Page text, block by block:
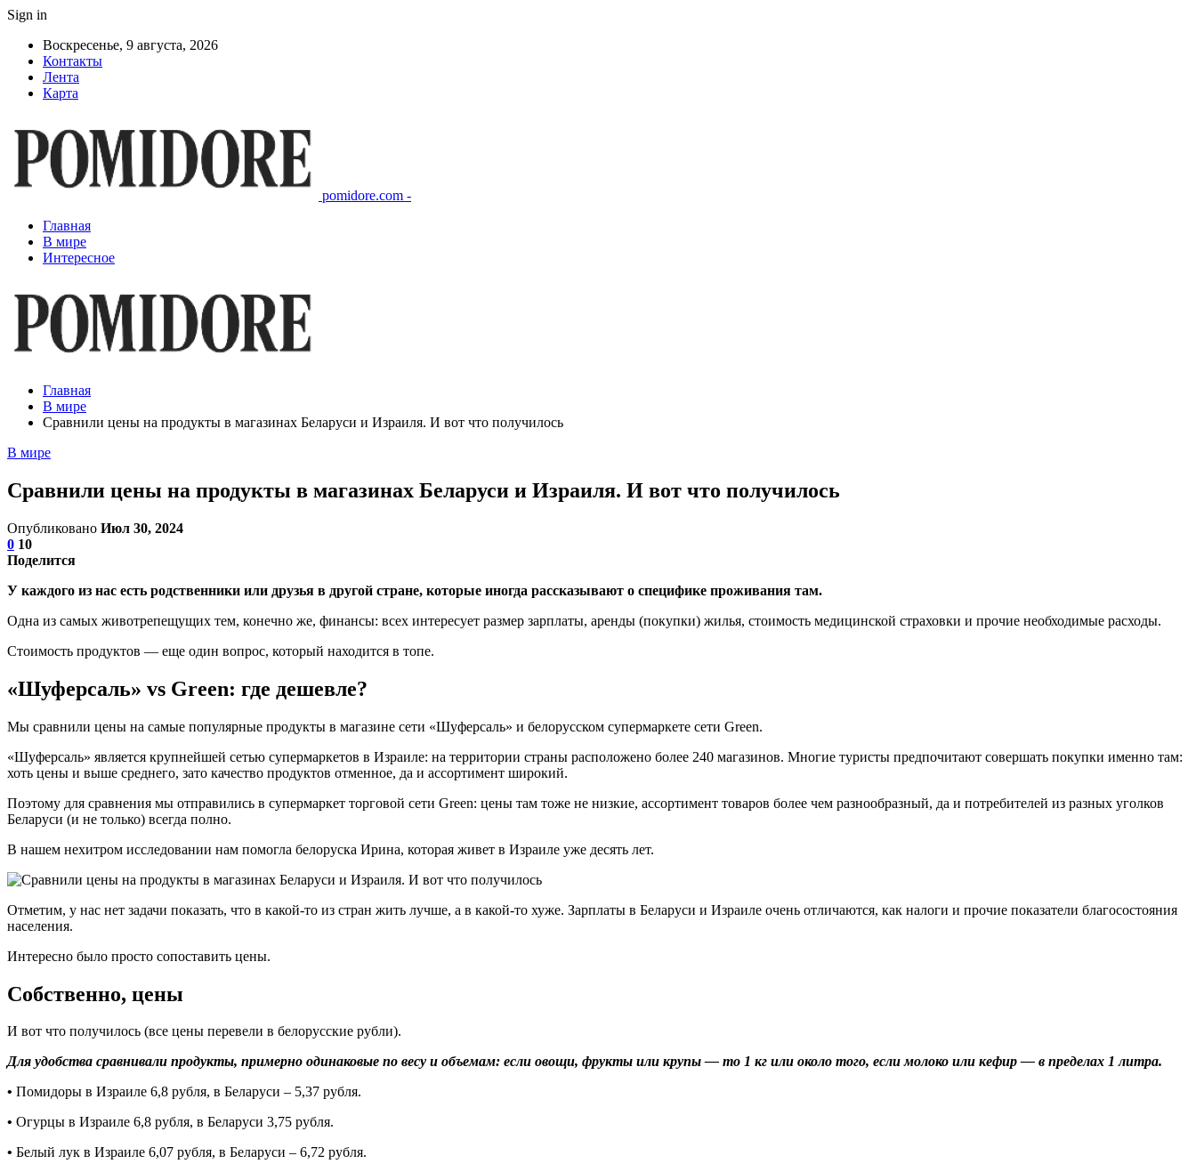
Sign in
Воскресенье, 9 августа, 2026
Контакты
Лента
Карта
pomidore.com -
Главная
В мире
Интересное
Главная
В мире
Сравнили цены на продукты в магазинах Беларуси и Израиля. И вот что получилось
В мире
Сравнили цены на продукты в магазинах Беларуси и Израиля. И вот что получилось
Опубликовано Июл 30, 2024
0 10
Поделится
У каждого из нас есть родственники или друзья в другой стране, которые иногда рассказывают о специфике проживания там.
Одна из самых животрепещущих тем, конечно же, финансы: всех интересует размер зарплаты, аренды (покупки) жилья, стоимость медицинской страховки и прочие необходимые расходы.
Стоимость продуктов — еще один вопрос, который находится в топе.
«Шуферсаль» vs Green: где дешевле?
Мы сравнили цены на самые популярные продукты в магазине сети «Шуферсаль» и белорусском супермаркете сети Green.
«Шуферсаль» является крупнейшей сетью супермаркетов в Израиле: на территории страны расположено более 240 магазинов. Многие туристы предпочитают совершать покупки именно там:
хоть цены и выше среднего, зато качество продуктов отменное, да и ассортимент широкий.
Поэтому для сравнения мы отправились в супермаркет торговой сети Green: цены там тоже не низкие, ассортимент товаров более чем разнообразный, да и потребителей из разных уголков
Беларуси (и не только) всегда полно.
В нашем нехитром исследовании нам помогла белоруска Ирина, которая живет в Израиле уже десять лет.
Отметим, у нас нет задачи показать, что в какой-то из стран жить лучше, а в какой-то хуже. Зарплаты в Беларуси и Израиле очень отличаются, как налоги и прочие показатели благосостояния
населения.
Интересно было просто сопоставить цены.
Собственно, цены
И вот что получилось (все цены перевели в белорусские рубли).
Для удобства сравнивали продукты, примерно одинаковые по весу и объемам: если овощи, фрукты или крупы — то 1 кг или около того, если молоко или кефир — в пределах 1 литра.
• Помидоры в Израиле 6,8 рубля, в Беларуси – 5,37 рубля.
• Огурцы в Израиле 6,8 рубля, в Беларуси 3,75 рубля.
• Белый лук в Израиле 6,07 рубля, в Беларуси – 6,72 рубля.